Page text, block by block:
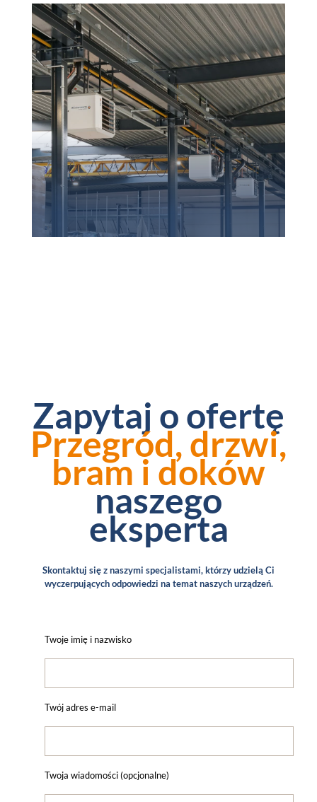
Zapytaj o ofertę
Przegród, drzwi,
bram i doków
naszego
eksperta
Skontaktuj się z naszymi specjalistami, którzy udzielą Ci
wyczerpujących odpowiedzi na temat naszych urządzeń.
Twoje imię i nazwisko
Twój adres e-mail
Twoja wiadomości (opcjonalne)